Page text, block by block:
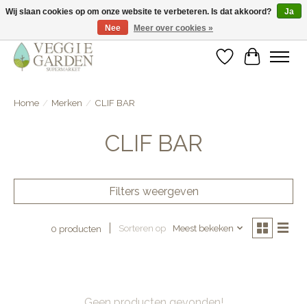
vegan & veggie products | free store pick-up
Verlanglijst
Home / Merken / CLIF BAR
CLIF BAR
Filters weergeven
0 producten Sorteren op Meest bekeken
Wij slaan cookies op om onze website te verbeteren. Is dat akkoord?
Ja
Nee
Meer over cookies »